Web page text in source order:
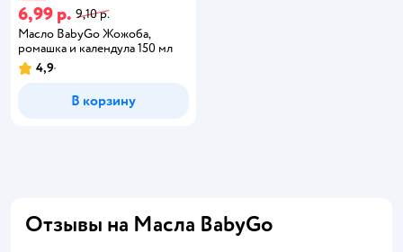
6,99 р. 9,10 р.
Масло BabyGo Жожоба,
ромашка и календула 150 мл
4,9
В корзину
Отзывы на Масла BabyGo